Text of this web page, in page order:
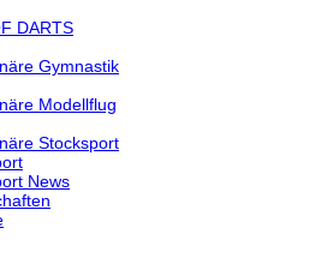
DARTS
Gymnastik
Modellflug
Stocksport
News